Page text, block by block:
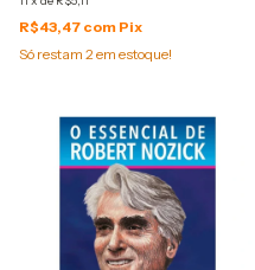
R$43,47 com Pix
Só restam 2em estoque!